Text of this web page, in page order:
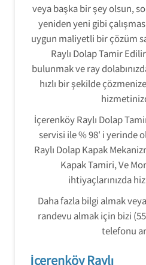
veya başka bir şey olsun,
yeniden yeni gibi
uygun maliyetli bir çözüm
Raylı Dolap Tamir
bulunmak ve ray
hızlı bir şekilde
İçerenköy Raylı Dolap
servisi ile % 98′ i yerinde
Raylı Dolap Kapak
Kapak Tamiri, Ve
ihtiyaçlarınızda
Daha fazla bilgi almak
randevu almak için bizi
telefonu
İçerenköy Raylı